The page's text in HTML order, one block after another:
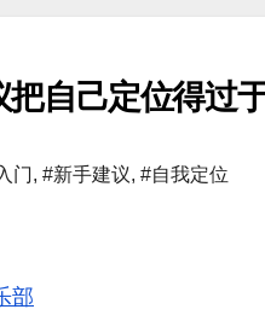
自己定位得过
门, #新手建议, #自我定位
部